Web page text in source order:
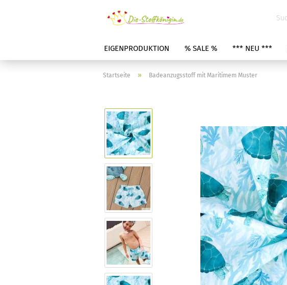
EIGENPRODUKTION % SALE % *** NEU ***
Startseite » Badeanzugsstoff mit Maritimem Muster